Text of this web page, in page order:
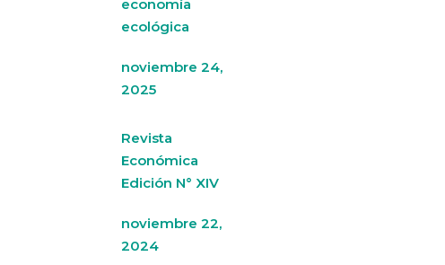
economía
ecológica
noviembre 24,
2025
Revista
Económica
Edición N° XIV
noviembre 22,
2024